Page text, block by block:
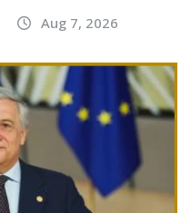
Aug 7, 2026